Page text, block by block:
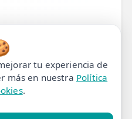
tu experiencia de
más en nuestra Política
.